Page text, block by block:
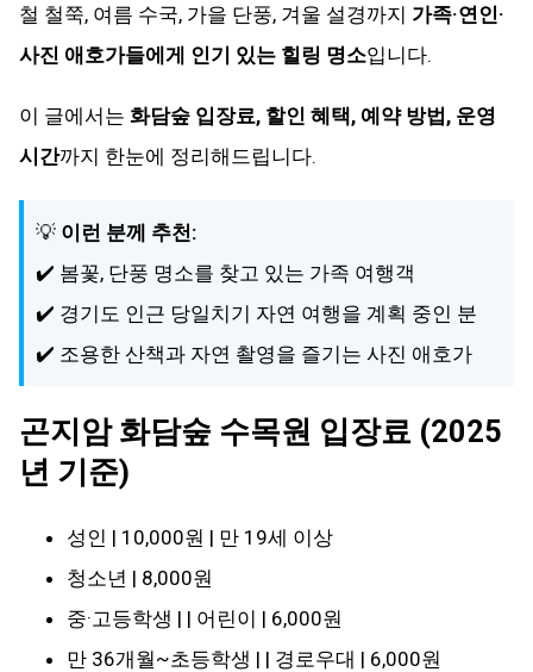
철 철쭉, 여름 수국, 가을 단풍, 겨울 설경까지 가족·연인·
사진 애호가들에게 인기 있는 힐링 명소입니다.
이 글에서는 화담숲 입장료, 할인 혜택, 예약 방법, 운영
시간까지 한눈에 정리해드립니다.
💡 이런 분께 추천:
✔️ 봄꽃, 단풍 명소를 찾고 있는 가족 여행객
✔️ 경기도 인근 당일치기 자연 여행을 계획 중인 분
✔️ 조용한 산책과 자연 촬영을 즐기는 사진 애호가
곤지암 화담숲 수목원 입장료 (2025
년 기준)
성인 | 10,000원 | 만 19세 이상
청소년 | 8,000원
중·고등학생 | | 어린이 | 6,000원
만 36개월~초등학생 | | 경로우대 | 6,000원